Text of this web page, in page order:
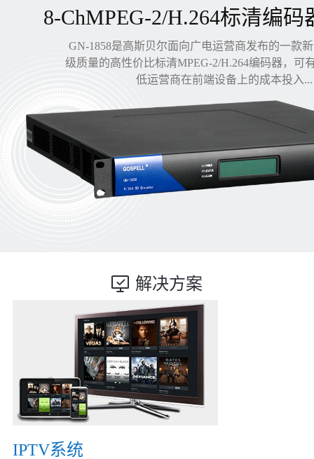
8-ChMPEG-2/H.264标清编码
GN-1858是高斯贝尔面向广电运营商发布的一款
级质量的高性价比标清MPEG-2/H.264编码器，可
低运营商在前端设备上的成本投入...
解决方案
IPTV系统